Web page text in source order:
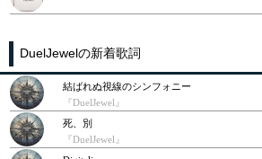
DuelJewelの新着歌詞
結ばれぬ視線のシンフォニー
『DuelJewel』
死、別
『DuelJewel』